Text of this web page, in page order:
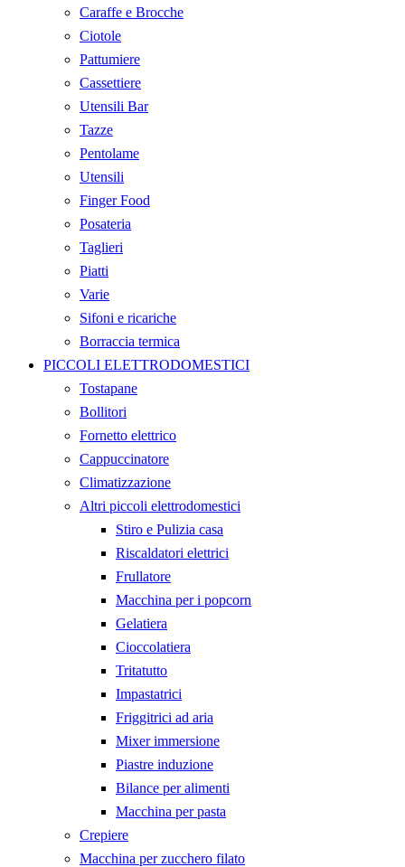
Caraffe e Brocche
Ciotole
Pattumiere
Cassettiere
Utensili Bar
Tazze
Pentolame
Utensili
Finger Food
Posateria
Taglieri
Piatti
Varie
Sifoni e ricariche
Borraccia termica
PICCOLI ELETTRODOMESTICI
Tostapane
Bollitori
Fornetto elettrico
Cappuccinatore
Climatizzazione
Altri piccoli elettrodomestici
Stiro e Pulizia casa
Riscaldatori elettrici
Frullatore
Macchina per i popcorn
Gelatiera
Cioccolatiera
Tritatutto
Impastatrici
Friggitrici ad aria
Mixer immersione
Piastre induzione
Bilance per alimenti
Macchina per pasta
Crepiere
Macchina per zucchero filato